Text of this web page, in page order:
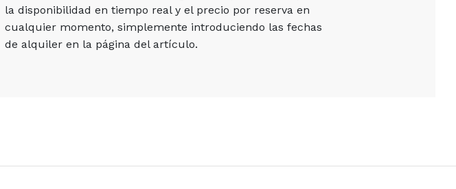
la disponibilidad en tiempo real y el precio por reserva en
cualquier momento, simplemente introduciendo las fechas
de alquiler en la página del artículo.